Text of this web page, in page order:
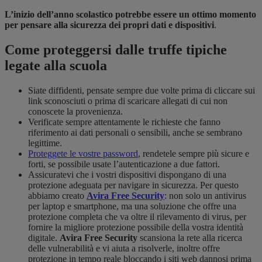
L’inizio dell’anno scolastico potrebbe essere un ottimo momento
per pensare alla sicurezza dei propri dati e dispositivi.
Come proteggersi dalle truffe tipiche
legate alla scuola
Siate diffidenti, pensate sempre due volte prima di cliccare sui
link sconosciuti o prima di scaricare allegati di cui non
conoscete la provenienza.
Verificate sempre attentamente le richieste che fanno
riferimento ai dati personali o sensibili, anche se sembrano
legittime.
Proteggete le vostre password, rendetele sempre più sicure e
forti, se possibile usate l’autenticazione a due fattori.
Assicuratevi che i vostri dispositivi dispongano di una
protezione adeguata per navigare in sicurezza. Per questo
abbiamo creato Avira Free Security: non solo un antivirus
per laptop e smartphone, ma una soluzione che offre una
protezione completa che va oltre il rilevamento di virus, per
fornire la migliore protezione possibile della vostra identità
digitale. Avira Free Security scansiona la rete alla ricerca
delle vulnerabilità e vi aiuta a risolverle, inoltre offre
protezione in tempo reale bloccando i siti web dannosi prima